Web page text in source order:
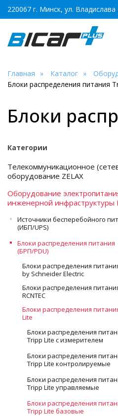
220067 г. Минск, ул.
Главная Каталог
Блоки распределения питания
Блоки
Категории
Телекоммуникационное
оборудование ZELAX
Оборудование
инженерной
Источники бесперебойного
(ИБП/UPS)
Блоки распределения питания
(БРП/PDU)
Блоки распределения
by Schneider Electric
Блоки распределения
RCNTEC
Блоки распределения
Lite
Блоки распределения
Tripp Lite с измерителем
Блоки распределения
Tripp Lite контролируемые
Блоки распределения
Tripp Lite управляемые
Блоки распределения
Tripp Lite базовые